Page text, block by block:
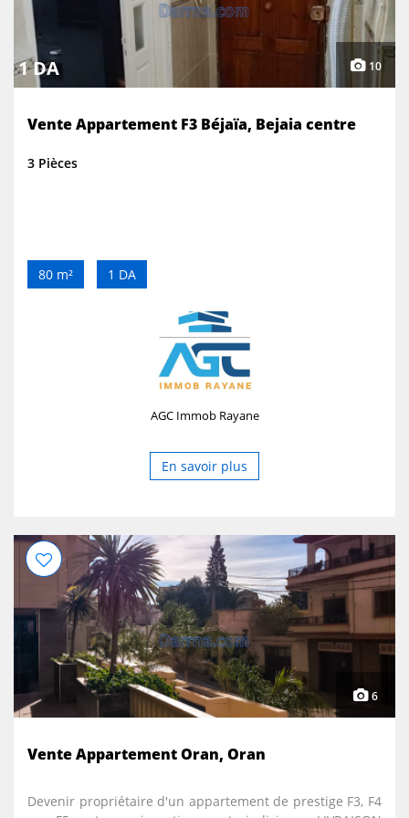
1 DA 10
Vente Appartement F3 Béjaïa, Bejaia centre
3 Pièces
80 m² 1 DA
AGC Immob Rayane
En savoir plus
6
Vente Appartement Oran, Oran
Devenir propriétaire d'un appartement de prestige F3, F4